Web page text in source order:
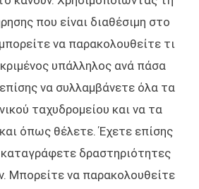
που είναι διαθέσιμη στο
να παρακολουθείτε τι
υπάλληλος ανά πάσα
να συλλαμβάνετε όλα τα
ταχυδρομείου και να τα
όπως θέλετε. Έχετε επίσης
δραστηριότητες
Μπορείτε να παρακολουθείτε